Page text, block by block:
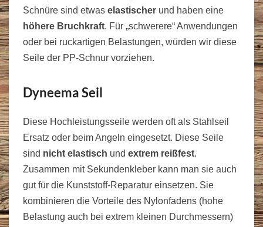
Schnüre sind etwas elastischer und haben eine
höhere Bruchkraft. Für „schwerere“ Anwendungen
oder bei ruckartigen Belastungen, würden wir diese
Seile der PP-Schnur vorziehen.
Dyneema Seil
Diese Hochleistungsseile werden oft als Stahlseil
Ersatz oder beim Angeln eingesetzt. Diese Seile
sind nicht elastisch und extrem reißfest.
Zusammen mit Sekundenkleber kann man sie auch
gut für die Kunststoff-Reparatur einsetzen. Sie
kombinieren die Vorteile des Nylonfadens (hohe
Belastung auch bei extrem kleinen Durchmessern)